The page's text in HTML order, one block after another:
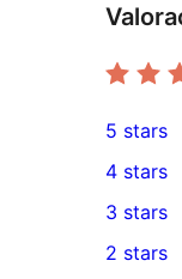
9
5-
star
reviews
5 stars
4-
star
4 stars
1
3-
3 stars
2 stars